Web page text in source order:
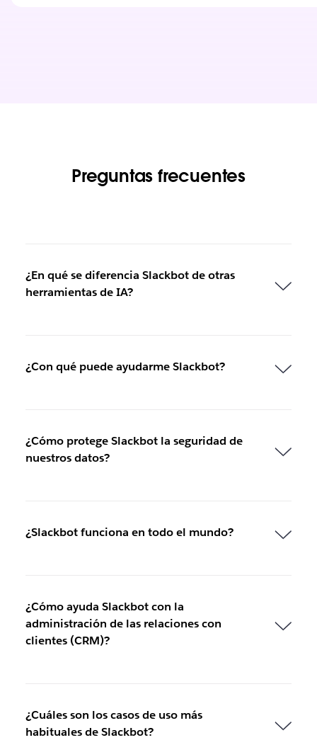
Preguntas frecuentes
¿En qué se diferencia Slackbot de otras
herramientas de IA?
¿Con qué puede ayudarme Slackbot?
¿Cómo protege Slackbot la seguridad de
nuestros datos?
¿Slackbot funciona en todo el mundo?
¿Cómo ayuda Slackbot con la
administración de las relaciones con
clientes (CRM)?
¿Cuáles son los casos de uso más
habituales de Slackbot?